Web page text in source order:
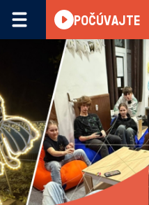
POČÚVAJTE